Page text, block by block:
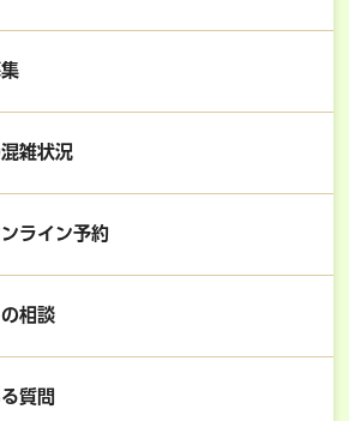
雑状況
ライン予約
相談
質問